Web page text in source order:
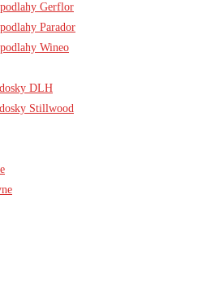
Gerflor
Parador
Wineo
DLH
Stillwood